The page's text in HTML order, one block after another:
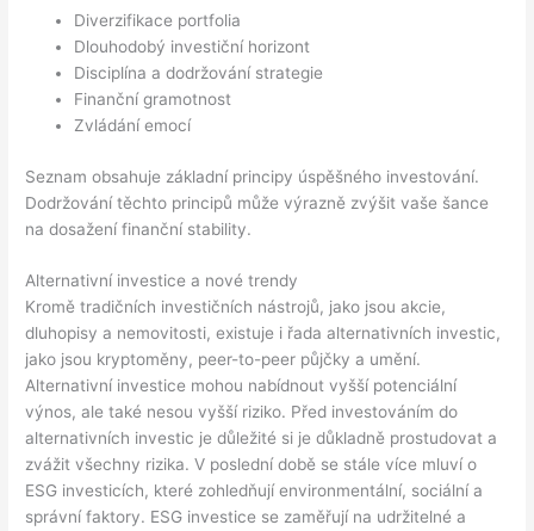
Diverzifikace portfolia
Dlouhodobý investiční horizont
Disciplína a dodržování strategie
Finanční gramotnost
Zvládání emocí
Seznam obsahuje základní principy úspěšného investování.
Dodržování těchto principů může výrazně zvýšit vaše šance
na dosažení finanční stability.
Alternativní investice a nové trendy
Kromě tradičních investičních nástrojů, jako jsou akcie,
dluhopisy a nemovitosti, existuje i řada alternativních investic,
jako jsou kryptoměny, peer-to-peer půjčky a umění.
Alternativní investice mohou nabídnout vyšší potenciální
výnos, ale také nesou vyšší riziko. Před investováním do
alternativních investic je důležité si je důkladně prostudovat a
zvážit všechny rizika. V poslední době se stále více mluví o
ESG investicích, které zohledňují environmentální, sociální a
správní faktory. ESG investice se zaměřují na udržitelné a